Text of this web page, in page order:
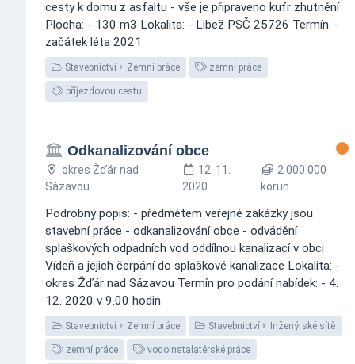
cesty k domu z asfaltu - vše je připraveno kufr zhutnění
Plocha: - 130 m3 Lokalita: - Libež PSČ 25726 Termín: -
začátek léta 2021
Stavebnictví Zemní práce zemní práce
příjezdovou cestu
Odkanalizování obce
okres Žďár nad
Sázavou
12. 11.
2020
2 000 000
korun
Podrobný popis: - předmětem veřejné zakázky jsou
stavební práce - odkanalizování obce - odvádění
splaškových odpadních vod oddílnou kanalizací v obci
Vídeň a jejich čerpání do splaškové kanalizace Lokalita: -
okres Žďár nad Sázavou Termín pro podání nabídek: - 4.
12. 2020 v 9.00 hodin
Stavebnictví Zemní práce Stavebnictví Inženýrské sítě
zemní práce vodoinstalatérské práce